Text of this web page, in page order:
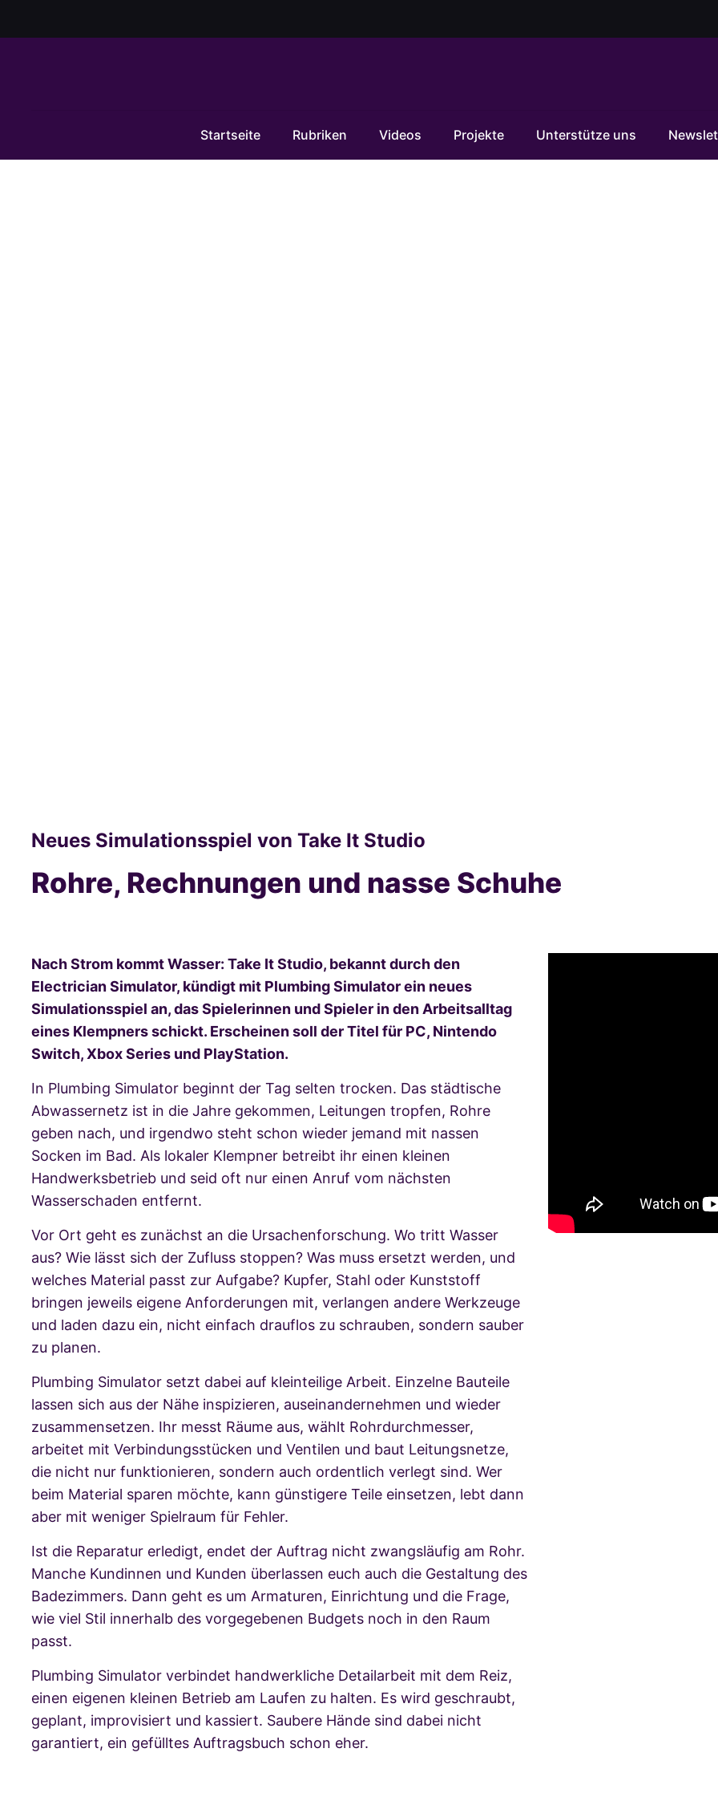
Startseite Rubriken Videos Projekte Unterstütze uns
Neues Simulationsspiel von Take It Studio
Rohre, Rechnungen und nasse Schuhe
Nach Strom kommt Wasser: Take It Studio, bekannt durch den
Electrician Simulator, kündigt mit Plumbing Simulator ein neues
Simulationsspiel an, das Spielerinnen und Spieler in den Arbeitsalltag
eines Klempners schickt. Erscheinen soll der Titel für PC, Nintendo
Switch, Xbox Series und PlayStation.
In Plumbing Simulator beginnt der Tag selten trocken. Das städtische
Abwassernetz ist in die Jahre gekommen, Leitungen tropfen, Rohre
geben nach, und irgendwo steht schon wieder jemand mit nassen
Socken im Bad. Als lokaler Klempner betreibt ihr einen kleinen
Handwerksbetrieb und seid oft nur einen Anruf vom nächsten
Wasserschaden entfernt.
Vor Ort geht es zunächst an die Ursachenforschung. Wo tritt Wasser
aus? Wie lässt sich der Zufluss stoppen? Was muss ersetzt werden, und
welches Material passt zur Aufgabe? Kupfer, Stahl oder Kunststoff
bringen jeweils eigene Anforderungen mit, verlangen andere Werkzeuge
und laden dazu ein, nicht einfach drauflos zu schrauben, sondern sauber
zu planen.
Plumbing Simulator setzt dabei auf kleinteilige Arbeit. Einzelne Bauteile
lassen sich aus der Nähe inspizieren, auseinandernehmen und wieder
zusammensetzen. Ihr messt Räume aus, wählt Rohrdurchmesser,
arbeitet mit Verbindungsstücken und Ventilen und baut Leitungsnetze,
die nicht nur funktionieren, sondern auch ordentlich verlegt sind. Wer
beim Material sparen möchte, kann günstigere Teile einsetzen, lebt dann
aber mit weniger Spielraum für Fehler.
Ist die Reparatur erledigt, endet der Auftrag nicht zwangsläufig am Rohr.
Manche Kundinnen und Kunden überlassen euch auch die Gestaltung des
Badezimmers. Dann geht es um Armaturen, Einrichtung und die Frage,
wie viel Stil innerhalb des vorgegebenen Budgets noch in den Raum
passt.
Plumbing Simulator verbindet handwerkliche Detailarbeit mit dem Reiz,
einen eigenen kleinen Betrieb am Laufen zu halten. Es wird geschraubt,
geplant, improvisiert und kassiert. Saubere Hände sind dabei nicht
garantiert, ein gefülltes Auftragsbuch schon eher.